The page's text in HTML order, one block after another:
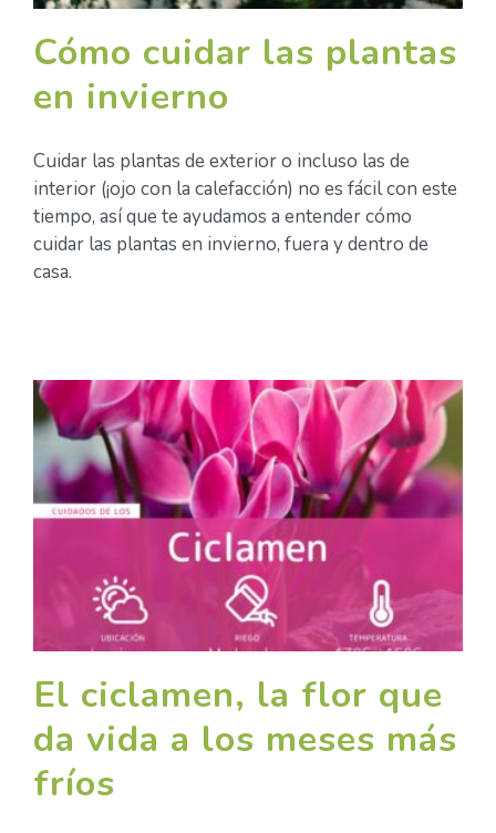
Cómo cuidar las plantas
en invierno
Cuidar las plantas de exterior o incluso las de
interior (¡ojo con la calefacción) no es fácil con este
tiempo, así que te ayudamos a entender cómo
cuidar las plantas en invierno, fuera y dentro de
casa.
El ciclamen, la flor que
da vida a los meses más
fríos